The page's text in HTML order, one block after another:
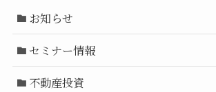
お知らせ
セミナー情報
不動産投資